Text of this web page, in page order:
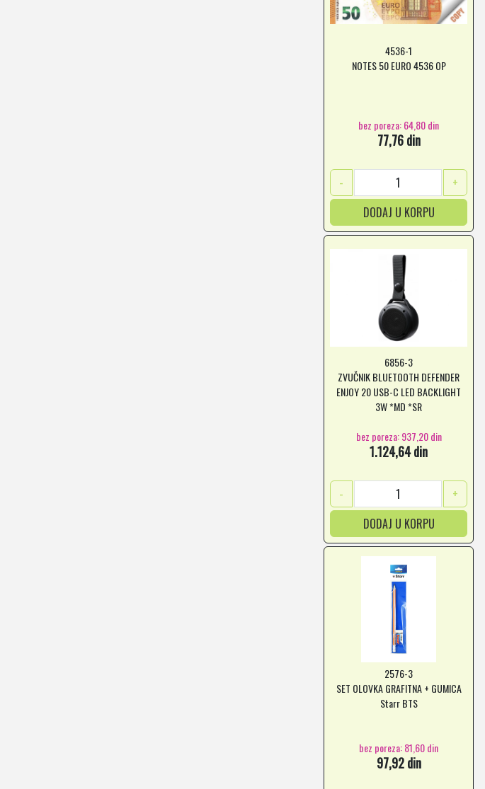
4536-1
NOTES 50 EURO 4536 OP
bez poreza: 64,80 din
77,76 din
-
+
DODAJ U KORPU
6856-3
ZVUČNIK BLUETOOTH DEFENDER
ENJOY 20 USB-C LED BACKLIGHT
3W *MD *SR
bez poreza: 937,20 din
1.124,64 din
-
+
DODAJ U KORPU
2576-3
SET OLOVKA GRAFITNA + GUMICA
Starr BTS
bez poreza: 81,60 din
97,92 din